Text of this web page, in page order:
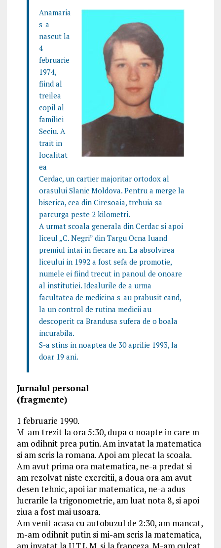
Anamaria
s-a
nascut la
4
februarie
1974,
fiind al
treilea
copil al
familiei
Seciu. A
trait in
localitat
ea
Cerdac, un cartier majoritar ortodox al
orasului Slanic Moldova. Pentru a merge la
biserica, cea din Ciresoaia, trebuia sa
parcurga peste 2 kilometri.
A urmat scoala generala din Cerdac si apoi
liceul „C. Negri” din Targu Ocna luand
premiul intai in fiecare an. La absolvirea
liceului in 1992 a fost sefa de promotie,
numele ei fiind trecut in panoul de onoare
al institutiei. Idealurile de a urma
facultatea de medicina s-au prabusit cand,
la un control de rutina medicii au
descoperit ca Brandusa sufera de o boala
incurabila.
S-a stins in noaptea de 30 aprilie 1993, la
doar 19 ani.
Jurnalul personal
(fragmente)
1 februarie 1990.
M-am trezit la ora 5:30, dupa o noapte in care m-
am odihnit prea putin. Am invatat la matematica
si am scris la romana. Apoi am plecat la scoala.
Am avut prima ora matematica, ne-a predat si
am rezolvat niste exercitii, a doua ora am avut
desen tehnic, apoi iar matematica, ne-a adus
lucrarile la trigonometrie, am luat nota 8, si apoi
ziua a fost mai usoara.
Am venit acasa cu autobuzul de 2:30, am mancat,
m-am odihnit putin si mi-am scris la matematica,